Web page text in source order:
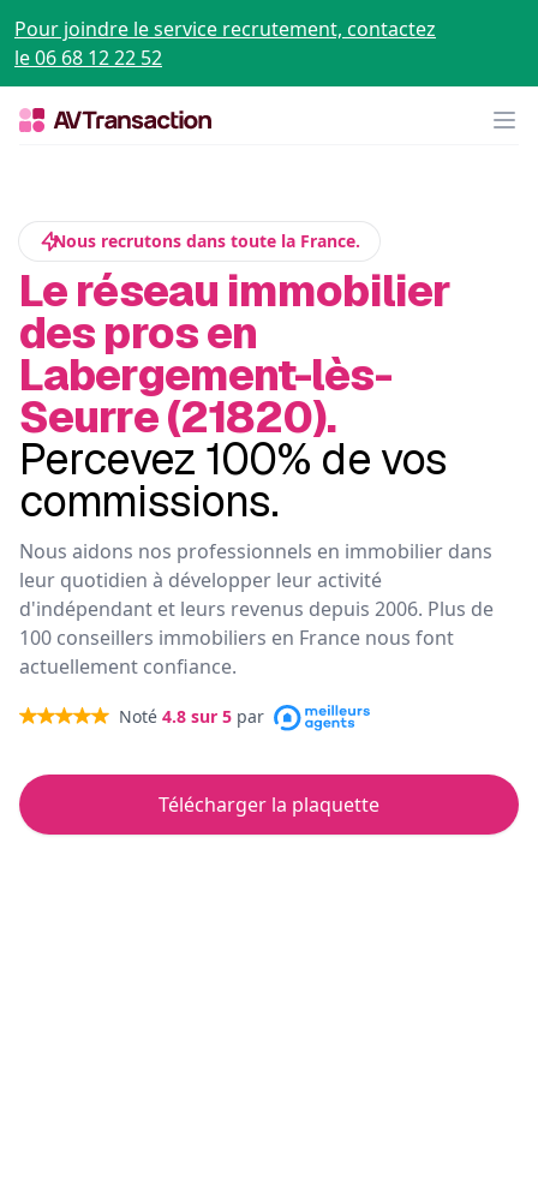
Pour joindre le service recrutement, contactez
le 06 68 12 22 52
Nous recrutons dans toute la France.
Le réseau immobilier
des pros en
Labergement-lès-
Seurre (21820).
Percevez 100% de vos
commissions.
Nous aidons nos professionnels en immobilier dans
leur quotidien à développer leur activité
d'indépendant et leurs revenus depuis 2006. Plus de
100 conseillers immobiliers en France nous font
actuellement confiance.
Noté 4.8 sur 5 par
Télécharger la plaquette